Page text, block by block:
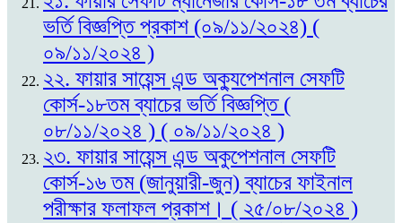
ভর্তি বিজ্ঞপ্তি প্রকাশ (০৯/১১/২০২৪) (
০৯/১১/২০২৪ )
২২. ফায়ার সায়েন্স এন্ড অক্যুপেশনাল সেফটি
কোর্স-১৮তম ব্যাচের ভর্তি বিজ্ঞপ্তি (
০৮/১১/২০২৪ ) ( ০৯/১১/২০২৪ )
২৩. ফায়ার সায়েন্স এন্ড অকুপেশনাল সেফটি
কোর্স-১৬ তম (জানুয়ারী-জুন) ব্যাচের ফাইনাল
পরীক্ষার ফলাফল প্রকাশ। ( ২৫/০৮/২০২৪ )